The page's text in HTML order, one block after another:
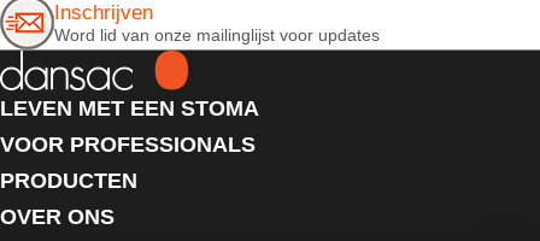
Inschrijven
Word lid van onze mailinglijst voor updates
LEVEN MET EEN STOMA
VOOR PROFESSIONALS
PRODUCTEN
OVER ONS